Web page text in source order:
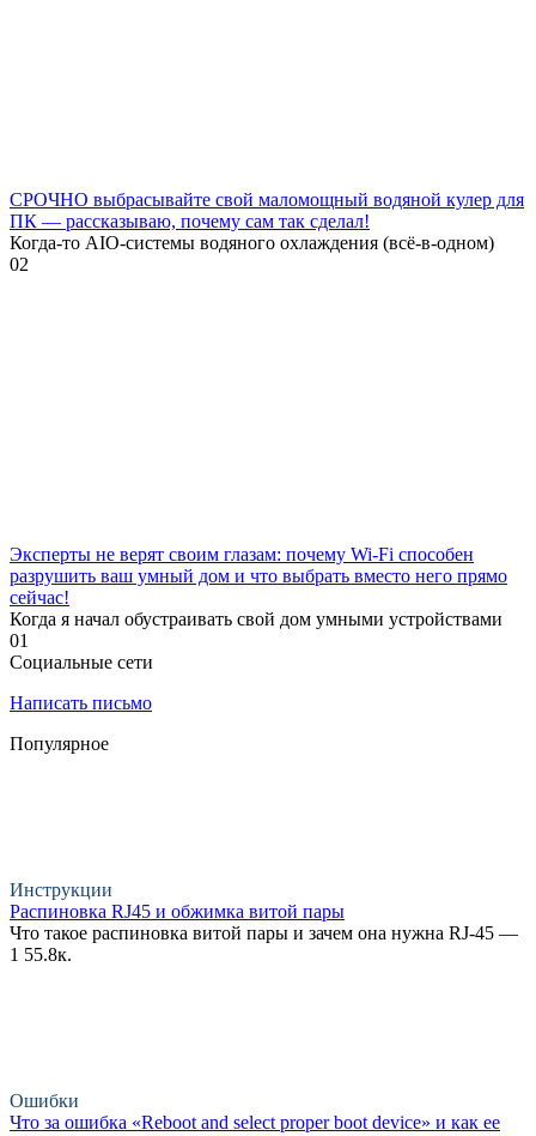
СРОЧНО выбрасывайте свой маломощный водяной кулер для
ПК — рассказываю, почему сам так сделал!
Когда-то AIO-системы водяного охлаждения (всё-в-одном)
02
Эксперты не верят своим глазам: почему Wi-Fi способен
разрушить ваш умный дом и что выбрать вместо него прямо
сейчас!
Когда я начал обустраивать свой дом умными устройствами
01
Социальные сети
Написать письмо
Популярное
Инструкции
Распиновка RJ45 и обжимка витой пары
Что такое распиновка витой пары и зачем она нужна RJ-45 —
1 55.8к.
Ошибки
Что за ошибка «Reboot and select proper boot device» и как ее